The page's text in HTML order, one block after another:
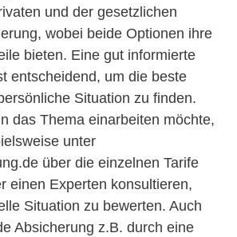
und der gesetzlichen
wobei beide Optionen ihre
bieten. Eine gut informierte
entscheidend, um die beste
Situation zu finden.
das Thema einarbeiten möchte,
unter
über die einzelnen Tarife
einen Experten konsultieren,
Situation zu bewerten. Auch
Absicherung z.B. durch eine